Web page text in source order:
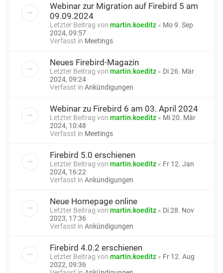
Webinar zur Migration auf Firebird 5 am
09.09.2024
Letzter Beitrag von martin.koeditz « Mo 9. Sep
2024, 09:57
Verfasst in Meetings
Neues Firebird-Magazin
Letzter Beitrag von martin.koeditz « Di 26. Mär
2024, 09:24
Verfasst in Ankündigungen
Webinar zu Firebird 6 am 03. April 2024
Letzter Beitrag von martin.koeditz « Mi 20. Mär
2024, 10:48
Verfasst in Meetings
Firebird 5.0 erschienen
Letzter Beitrag von martin.koeditz « Fr 12. Jan
2024, 16:22
Verfasst in Ankündigungen
Neue Homepage online
Letzter Beitrag von martin.koeditz « Di 28. Nov
2023, 17:36
Verfasst in Ankündigungen
Firebird 4.0.2 erschienen
Letzter Beitrag von martin.koeditz « Fr 12. Aug
2022, 09:36